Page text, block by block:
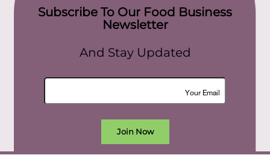
Subscribe To Our Food Business
Newsletter
And Stay Updated
Join Now